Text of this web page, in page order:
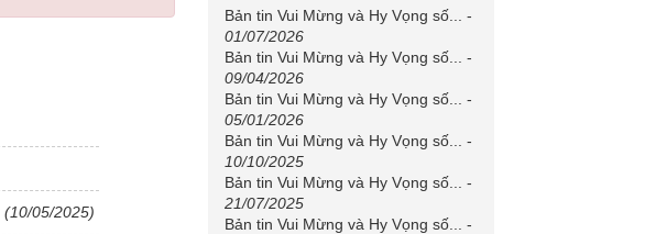
(10/05/2025)
Bản tin Vui Mừng và Hy Vọng số...
-
01/07/2026
Bản tin Vui Mừng và Hy Vọng số...
-
09/04/2026
Bản tin Vui Mừng và Hy Vọng số...
-
05/01/2026
Bản tin Vui Mừng và Hy Vọng số...
-
10/10/2025
Bản tin Vui Mừng và Hy Vọng số...
-
21/07/2025
Bản tin Vui Mừng và Hy Vọng số...
-